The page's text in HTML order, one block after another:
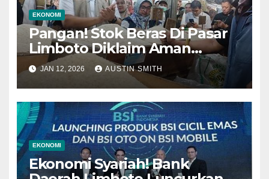
EKONOMI
Pangan! Stok Beras Di Pasar
Limboto Diklaim Aman
Jelang Akhir Tahun, Harga
Stabil!
JAN 12, 2026 AUSTIN SMITH
EKONOMI
Ekonomi Syariah! Bank